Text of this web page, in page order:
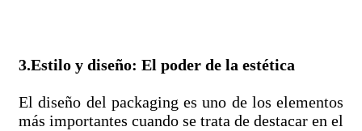
3.Estilo y diseño: El poder de la estética
El diseño del packaging es uno de los elementos
más importantes cuando se trata de destacar en el